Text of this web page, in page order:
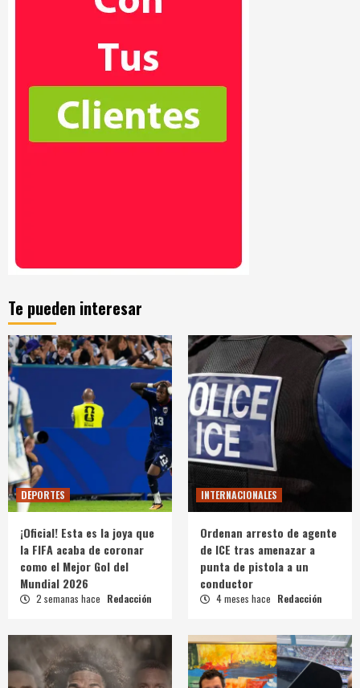
Te pueden interesar
DEPORTES
¡Oficial! Esta es la joya que
la FIFA acaba de coronar
como el Mejor Gol del
Mundial 2026
2 semanas hace Redacción
INTERNACIONALES
Ordenan arresto de agente
de ICE tras amenazar a
punta de pistola a un
conductor
4 meses hace Redacción